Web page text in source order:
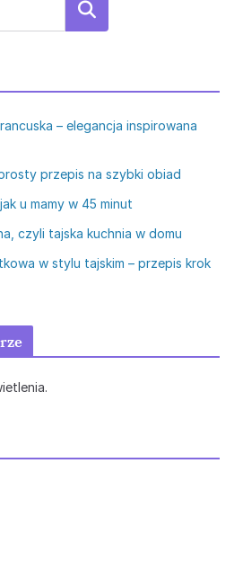
Szukaj
– elegancja inspirowana
przepis na szybki obiad
u mamy w 45 minut
czyli tajska kuchnia w domu
w stylu tajskim – przepis krok